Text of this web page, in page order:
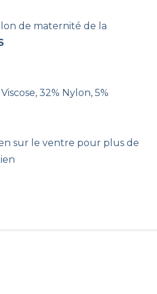
de maternité de la
32% Nylon, 5%
sur le ventre pour plus de